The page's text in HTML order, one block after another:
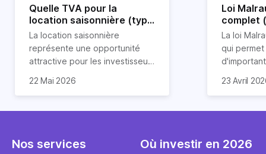
Quelle TVA pour la
location saisonnière (type
airbnb) ?
La location saisonnière
représente une opportunité
attractive pour les investisseurs
patrimoine et générer des
Cependant, il est crucial de
notamment la TVA, afin
Et qu’a-t-on appris à la rentrée
la TVA est généralisé pour les
saisonnière dans certaines
22 Mai 2026
Loi
complet
La loi
qui
dimension
23 Avril
Nos services
Où investir en 2026